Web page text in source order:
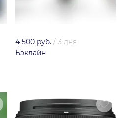
4 500 руб. / 3 дня
Бэклайн